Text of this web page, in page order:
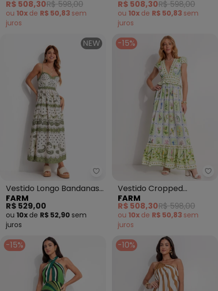
R$ 508,30R$ 598,00
ou 10x de R$ 50,83 sem
juros
R$ 508,30R$ 598,00
ou 10x de R$ 50,83 sem
juros
NEW
Farm - Vestido Longo
Vestido Longo Bandanas
Jardim (Verde)
FARM
R$ 529,00
ou 10x de R$ 52,90 sem
juros
-15%
Vestido Cropped
Porcelana Tropical
(Verde)
FARM
R$ 508,30R$ 598,00
ou 10x de R$ 50,83 sem
juros
-15% -10%